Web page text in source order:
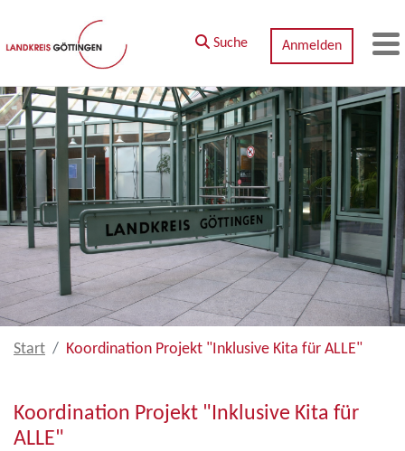
Zum Hauptinhalt springen
Suche Anmelden
Start Koordination Projekt "Inklusive Kita für ALLE"
Koordination Projekt "Inklusive Kita für
ALLE"